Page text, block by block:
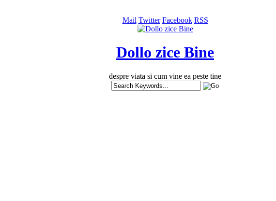
Mail Twitter Facebook RSS
Dollo zice Bine
despre viata si cum vine ea peste tine